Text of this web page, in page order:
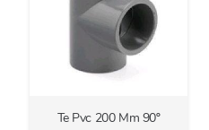
Te Pvc 200 Mm 90º